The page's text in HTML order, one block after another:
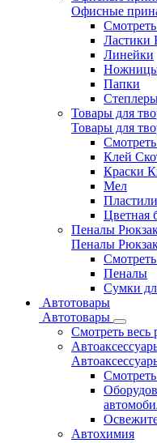
Офисные
Смотреть
Ластики
Линейки
Папки
Товары для
Товары для
Смотреть
Клей
Краски
Мел
Цветная
Пеналы
Пеналы
Смотреть
Пеналы
Сумки
Автотовары
Автотовары
Смотреть весь
Смотреть
Автохимия